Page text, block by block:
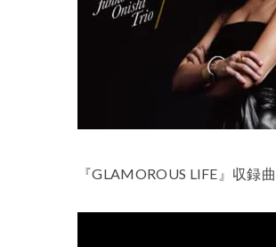
『GLAMOROUS LIFE』収録